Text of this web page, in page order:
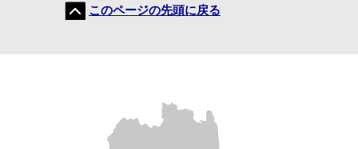
このページの先頭に戻る